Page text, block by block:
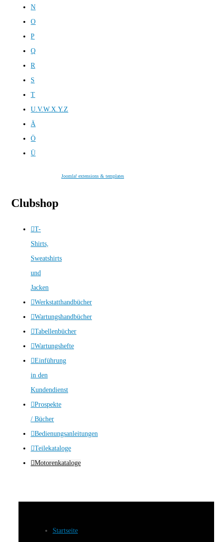
N
O
P
Q
R
S
T
U.V.W.X.Y.Z
Ä
Ö
Ü
Joomla! extensions & templates
Clubshop
T-
Shirts,
Sweatshirts
und
Jacken
Werkstatthandbücher
Wartungshandbücher
Tabellenbücher
Wartungshefte
Einführung
in den
Kundendienst
Prospekte
/ Bücher
Bedienungsanleitungen
Teilekataloge
Motorenkataloge
Startseite